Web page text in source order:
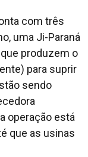
com três
uma Ji-Paraná
produzem o
para suprir
sendo
operação está
que as usinas